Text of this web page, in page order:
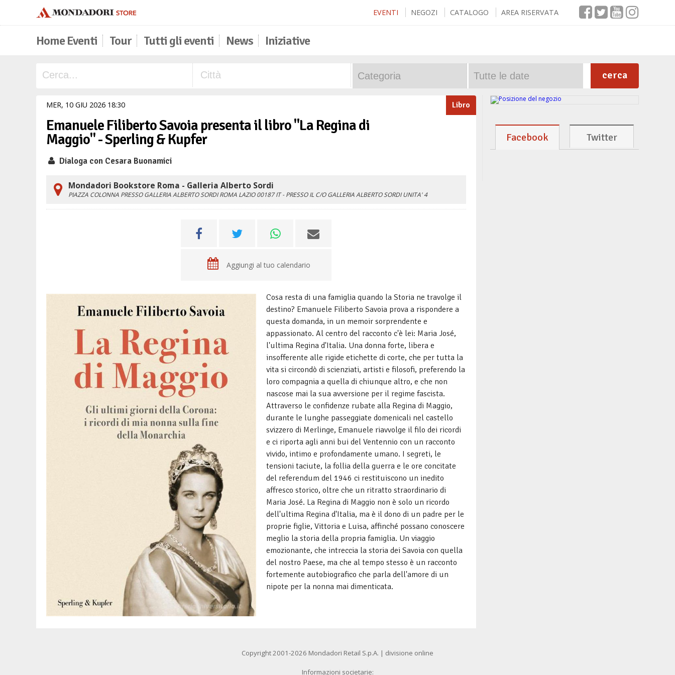
EVENTI NEGOZI CATALOGO AREA RISERVATA
Home Eventi Tour Tutti gli eventi News Iniziative
cerca
Libro
MER, 10 GIU 2026 1830
Emanuele Filiberto Savoia presenta il libro "La Regina di
Maggio" - Sperling & Kupfer
Dialoga con Cesara Buonamici
Mondadori Bookstore Roma - Galleria Alberto Sordi
PIAZZA COLONNA PRESSO GALLERIA ALBERTO SORDIROMA LAZIO 00187 IT - PRESSO IL C/O GALLERIA ALBERTO SORDI UNITA' 4
Aggiungi al tuo calendario
Cosa resta di una famiglia quando la Storia ne travolge il
destino? Emanuele Filiberto Savoia prova a rispondere a
questa domanda, in un memoir sorprendente e
appassionato. Al centro del racconto c'è lei: Maria José,
l'ultima Regina d'Italia. Una donna forte, libera e
insofferente alle rigide etichette di corte, che per tutta la
vita si circondò di scienziati, artisti e filosofi, preferendo la
loro compagnia a quella di chiunque altro, e che non
nascose mai la sua avversione per il regime fascista.
Attraverso le confidenze rubate alla Regina di Maggio,
durante le lunghe passeggiate domenicali nel castello
svizzero di Merlinge, Emanuele riavvolge il filo dei ricordi
e ci riporta agli anni bui del Ventennio con un racconto
vivido, intimo e profondamente umano. I segreti, le
tensioni taciute, la follia della guerra e le ore concitate
del referendum del 1946 ci restituiscono un inedito
affresco storico, oltre che un ritratto straordinario di
Maria José. La Regina di Maggio non è solo un ricordo
dell'ultima Regina d'Italia, ma è il dono di un padre per le
proprie figlie, Vittoria e Luisa, affinché possano conoscere
meglio la storia della propria famiglia. Un viaggio
emozionante, che intreccia la storia dei Savoia con quella
del nostro Paese, ma che al tempo stesso è un racconto
fortemente autobiografico che parla dell'amore di un
nipote per la nonna mai dimenticata.
Facebook Twitter
Copyright 2001-2026 Mondadori Retail S.p.A. | divisione online
Informazioni societarie: